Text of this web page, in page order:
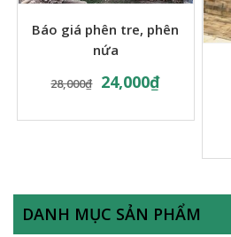
Báo giá phên tre, phên
nứa
28,000₫ 24,000₫
DANH MỤC SẢN PHẨM